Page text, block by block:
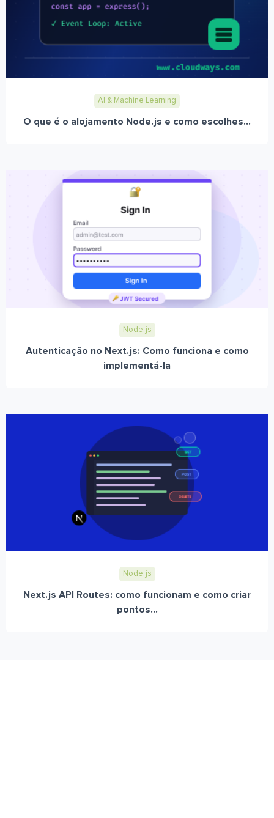
AI & Machine Learning
O que é o alojamento Node.js e como escolhes...
Node.js
Autenticação no Next.js: Como funciona e como
implementá-la
Node.js
Next.js API Routes: como funcionam e como criar
pontos...